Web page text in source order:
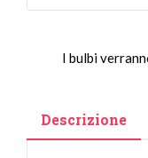
I bulbi
Descrizione